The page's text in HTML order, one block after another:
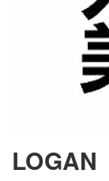
LOGAN